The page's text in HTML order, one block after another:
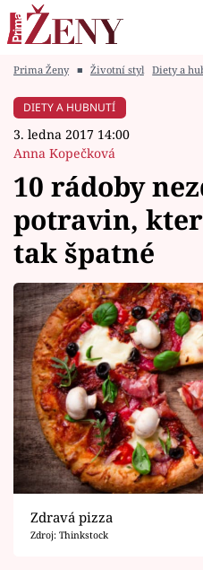
Módní alarm
Zrádci
Témata
Celebrity
Vztahy
Seriály
Horoskopy
Sledujte prima+
Filmový festival
Pořady
Prima Ženy ■ Životní styl Diety a
DIETY A HUBNUTÍ
3. ledna 2017 14:00
Anna Kopečková
10 rádoby
potravin,
tak špatné
Zdravá pizza
Zdroj: Thinkstock